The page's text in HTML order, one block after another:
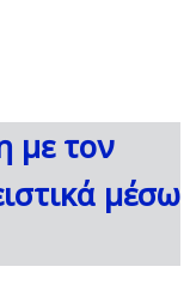
με τον
μέσω